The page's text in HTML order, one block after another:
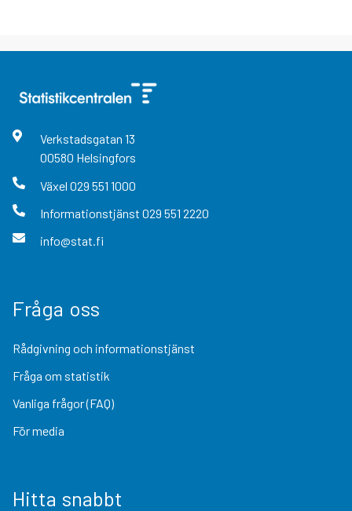
Verkstadsgatan 13
00580 Helsingfors
Växel 029 551 1000
Informationstjänst 029 551 2220
info@stat.fi
Fråga oss
Rådgivning och informationstjänst
Fråga om statistik
Vanliga frågor (FAQ)
För media
Hitta snabbt